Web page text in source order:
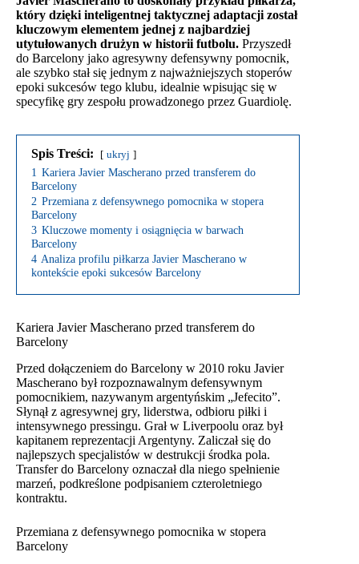
który dzięki inteligentnej taktycznej adaptacji został
kluczowym elementem jednej z najbardziej
utytułowanych drużyn w historii futbolu. Przyszedł
do Barcelony jako agresywny defensywny pomocnik,
ale szybko stał się jednym z najważniejszych stoperów
epoki sukcesów tego klubu, idealnie wpisując się w
specyfikę gry zespołu prowadzonego przez Guardiolę.
Spis Treści: ukryj
1 Kariera Javier Mascherano przed transferem do
Barcelony
2 Przemiana z defensywnego pomocnika w stopera
Barcelony
3 Kluczowe momenty i osiągnięcia w barwach
Barcelony
4 Analiza profilu piłkarza Javier Mascherano w
kontekście epoki sukcesów Barcelony
Kariera Javier Mascherano przed transferem do
Barcelony
Przed dołączeniem do Barcelony w 2010 roku Javier
Mascherano był rozpoznawalnym defensywnym
pomocnikiem, nazywanym argentyńskim „Jefecito”.
Słynął z agresywnej gry, liderstwa, odbioru piłki i
intensywnego pressingu. Grał w Liverpoolu oraz był
kapitanem reprezentacji Argentyny. Zaliczał się do
najlepszych specjalistów w destrukcji środka pola.
Transfer do Barcelony oznaczał dla niego spełnienie
marzeń, podkreślone podpisaniem czteroletniego
kontraktu.
Przemiana z defensywnego pomocnika w stopera
Barcelony